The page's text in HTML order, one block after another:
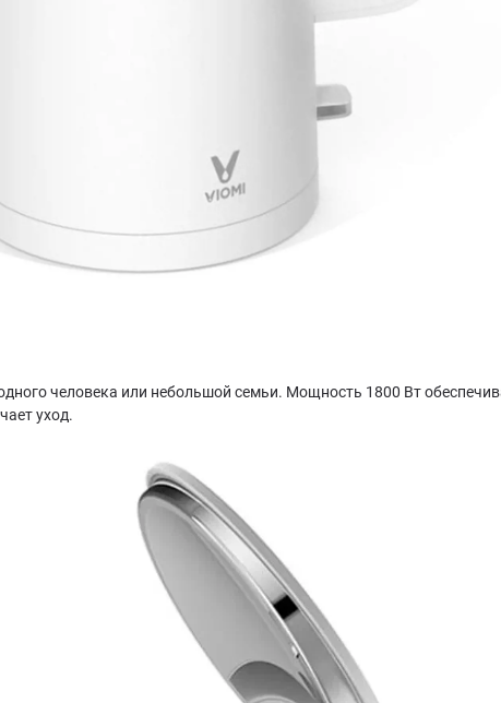
человека или небольшой семьи. Мощность 1800 Вт
уход.